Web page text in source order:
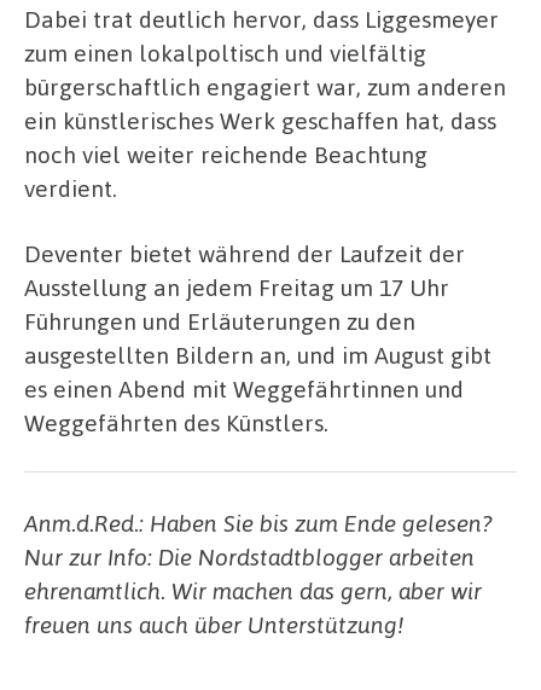
Dabei trat deutlich hervor, dass Liggesmeyer
zum einen lokalpoltisch und vielfältig
bürgerschaftlich engagiert war, zum anderen
ein künstlerisches Werk geschaffen hat, dass
noch viel weiter reichende Beachtung
verdient.
Deventer bietet während der Laufzeit der
Ausstellung an jedem Freitag um 17 Uhr
Führungen und Erläuterungen zu den
ausgestellten Bildern an, und im August gibt
es einen Abend mit Weggefährtinnen und
Weggefährten des Künstlers.
Anm.d.Red.: Haben Sie bis zum Ende gelesen?
Nur zur Info: Die Nordstadtblogger arbeiten
ehrenamtlich. Wir machen das gern, aber wir
freuen uns auch über Unterstützung!